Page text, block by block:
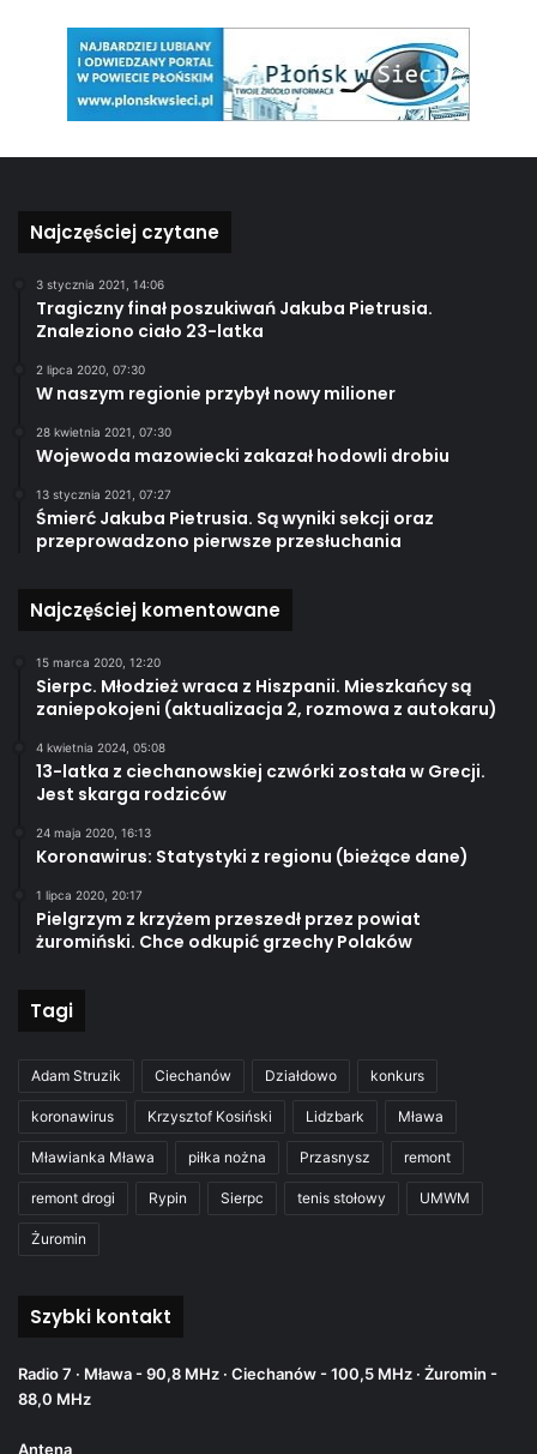
Najczęściej czytane
3 stycznia 2021, 14:06
Tragiczny finał poszukiwań Jakuba Pietrusia.
Znaleziono ciało 23-latka
2 lipca 2020, 07:30
W naszym regionie przybył nowy milioner
28 kwietnia 2021, 07:30
Wojewoda mazowiecki zakazał hodowli drobiu
13 stycznia 2021, 07:27
Śmierć Jakuba Pietrusia. Są wyniki sekcji oraz
przeprowadzono pierwsze przesłuchania
Najczęściej komentowane
15 marca 2020, 12:20
Sierpc. Młodzież wraca z Hiszpanii. Mieszkańcy są
zaniepokojeni (aktualizacja 2, rozmowa z autokaru)
4 kwietnia 2024, 05:08
13-latka z ciechanowskiej czwórki została w Grecji.
Jest skarga rodziców
24 maja 2020, 16:13
Koronawirus: Statystyki z regionu (bieżące dane)
1 lipca 2020, 20:17
Pielgrzym z krzyżem przeszedł przez powiat
żuromiński. Chce odkupić grzechy Polaków
Tagi
Adam Struzik Ciechanów Działdowo konkurs
koronawirus Krzysztof Kosiński Lidzbark Mława
Mławianka Mława piłka nożna Przasnysz remont
remont drogi Rypin Sierpc tenis stołowy UMWM
Żuromin
Szybki kontakt
Radio 7 · Mława - 90,8 MHz · Ciechanów - 100,5 MHz · Żuromin -
88,0 MHz
Antena